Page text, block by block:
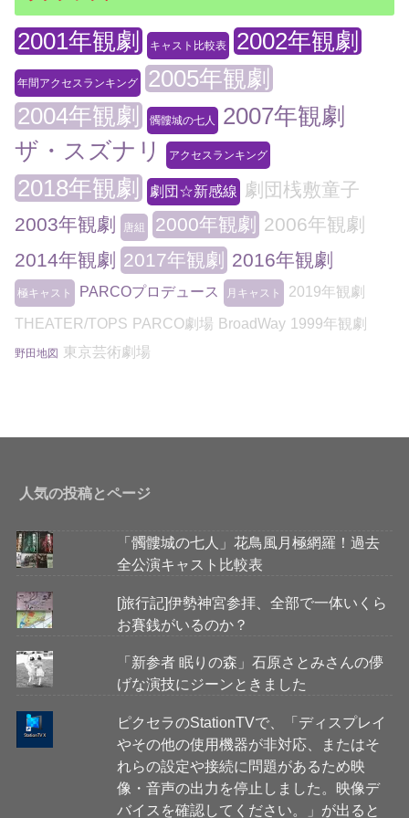
2001年観劇 キャスト比較表 2002年観劇
年間アクセスランキング
2005年観劇
2004年観劇
髑髏城の七人
2007年観劇
ザ・スズナリ
アクセスランキング
2018年観劇 劇団☆新感線
劇団桟敷童子
2003年観劇
唐組 2000年観劇
2006年観劇
2014年観劇 2017年観劇 2016年観劇
極キャスト PARCOプロデュース 月キャスト 2019年観劇
THEATER/TOPS PARCO劇場 BroadWay 1999年観劇
野田地図 東京芸術劇場
人気の投稿とページ
「髑髏城の七人」花鳥風月極網羅！過去
全公演キャスト比較表
[旅行記]伊勢神宮参拝、全部で一体いくら
お賽銭がいるのか？
「新参者 眠りの森」石原さとみさんの儚
げな演技にジーンときました
ピクセラのStationTVで、「ディスプレイ
やその他の使用機器が非対応、またはそ
れらの設定や接続に問題があるため映
像・音声の出力を停止しました。映像デ
バイスを確認してください。」が出ると